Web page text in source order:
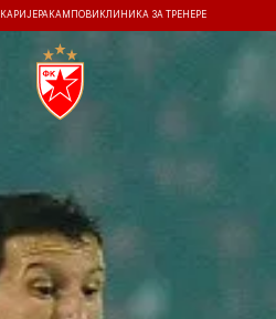
КАРИЈЕРА КАМПОВИ КЛИНИКА ЗА ТРЕНЕРЕ